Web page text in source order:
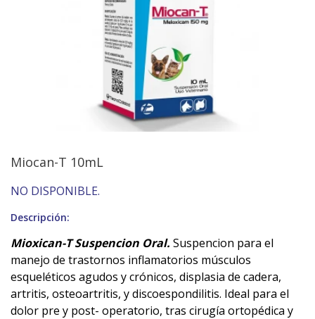
Miocan-T 10mL
NO DISPONIBLE.
Descripción:
Mioxican-T Suspencion Oral. Suspencion para el
manejo de trastornos inflamatorios músculos
esqueléticos agudos y crónicos, displasia de cadera,
artritis, osteoartritis, y discoespondilitis. Ideal para el
dolor pre y post- operatorio, tras cirugía ortopédica y